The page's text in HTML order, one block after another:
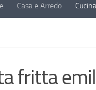
Casa e Arredo Cucina
fritta